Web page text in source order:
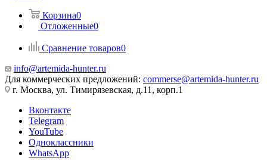
Корзина0
Отложенные0
Сравнение товаров0
info@artemida-hunter.ru
Для коммерческих предложений: commerse@artemida-hunter.ru
г. Москва, ул. Тимирязевская, д.11, корп.1
Вконтакте
Telegram
YouTube
Одноклассники
WhatsApp